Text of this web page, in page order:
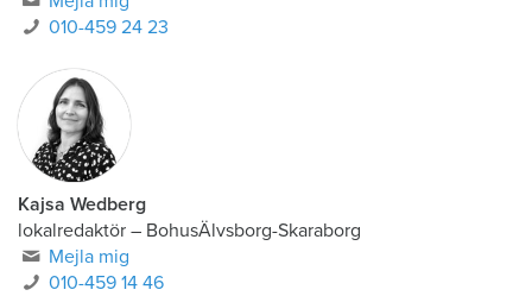
010-459 24 23
Kajsa Wedberg
lokalredaktör – BohusÄlvsborg-Skaraborg
Mejla mig
010-459 14 46